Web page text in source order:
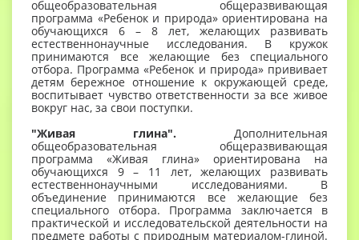
общеобразовательная общеразвивающая
программа «Ребенок и природа» ориентирована на
обучающихся 6 – 8 лет, желающих развивать
естественнонаучные исследования. В кружок
принимаются все желающие без специального
отбора. Программа «Ребенок и природа» прививает
детям бережное отношение к окружающей среде,
воспитывает чувство ответственности за все живое
вокруг нас, за свои поступки.
"Живая глина". Дополнительная
общеобразовательная общеразвивающая
программа «Живая глина» ориентирована на
обучающихся 9 – 11 лет, желающих развивать
естественнонаучными исследованиями. В
объединение принимаются все желающие без
специального отбора. Программа заключается в
практической и исследовательской деятельности на
предмете работы с природным материалом-глиной.